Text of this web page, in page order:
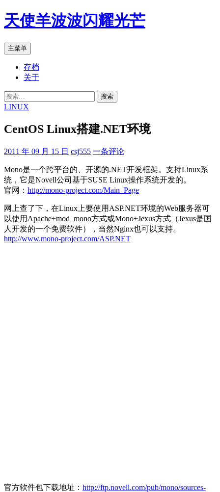
跳
至
文
天使羊波波闪耀光芒
搜
索
主菜单
存档
关于
搜
索：
LINUX
CentOS Linux搭建.NET环境
2011 年 09 月 15 日 csj555 一条评论
Mono是一个跨平台的、开源的.NET开发框架。支持Linux系
统，它是Novell公司基于SUSE Linux操作系统开发的。
官网： http://mono-project.com/Main_Page
网上查了下，在Linux上要使用ASP.NET环境的Web服务器可
以使用Apache+mod_mono方式或Mono+Jexus方式（Jexus是国
人开发的一个免费软件），当然Nginx也可以支持。
http://www.mono-project.com/ASP.NET
官方软件包下载地址： http://ftp.novell.com/pub/mono/sources-